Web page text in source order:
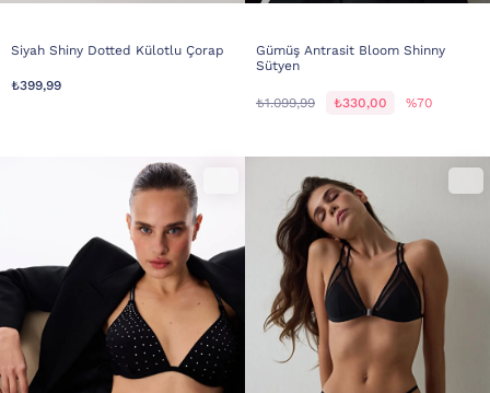
Siyah Shiny Dotted Külotlu Çorap
₺399,99
Gümüş Antrasit Bloom Shinny
Sütyen
₺1.099,99 ₺330,00 %70